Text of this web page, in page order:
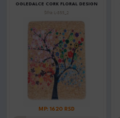
OGLEDALCE CORK FLORAL DESIGN
Šifra: L-855_2
MP: 1620 RSD